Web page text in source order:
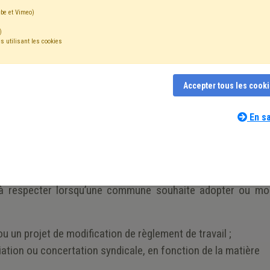
son règlement de travail trouve sa base dans
de travail
entre les autorités publiques et les syndicats des
locale et de la décentralisation
lorsqu’une commune souhaite adopter ou
un projet de modification de règlement de travail ;
ou concertation syndicale, en fonction de la matière
et Vimeo)
utilisant les cookies
Accepter tous les
En